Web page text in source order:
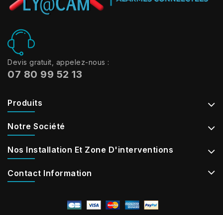
Devis gratuit, appelez-nous :
07 80 99 52 13
Produits
Notre Société
Nos Installation Et Zone D'interventions
Contact Information